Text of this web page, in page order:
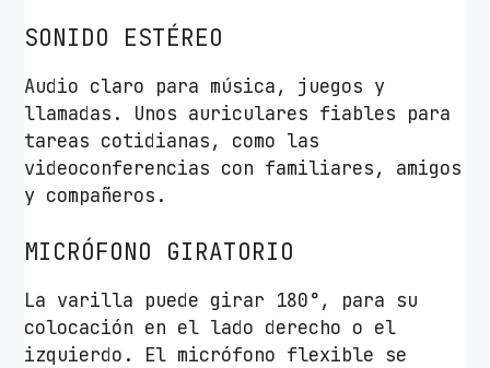
g
o
s
c
a
n
i
d
a
d
SONIDO ESTÉREO
Audio claro para música, juegos y
llamadas. Unos auriculares fiables para
tareas cotidianas, como las
videoconferencias con familiares, amigos
y compañeros.
MICRÓFONO GIRATORIO
La varilla puede girar 180°, para su
colocación en el lado derecho o el
izquierdo. El micrófono flexible se